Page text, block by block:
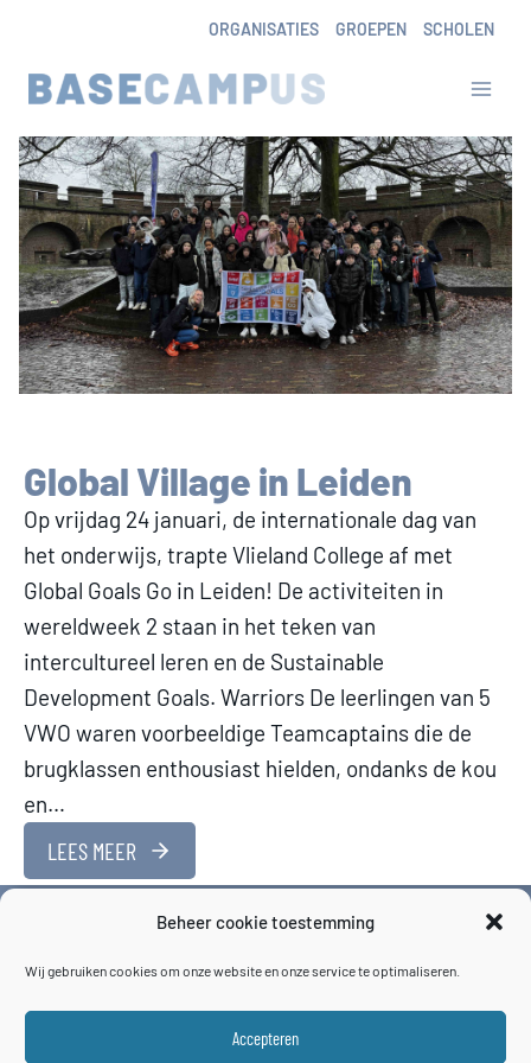
Beheer cookie toestemming
Wij gebruiken cookies om onze website en onze service te optimaliseren.
Accepteren
content
ORGANISATIES GROEPEN SCHOLEN
Global Village in Leiden
Op vrijdag 24 januari, de internationale dag van
het onderwijs, trapte Vlieland College af met
Global Goals Go in Leiden! De activiteiten in
wereldweek 2 staan in het teken van
intercultureel leren en de Sustainable
Development Goals. Warriors De leerlingen van 5
VWO waren voorbeeldige Teamcaptains die de
brugklassen enthousiast hielden, ondanks de kou
en…
LEES MEER
© 2026 BASECAMPUS